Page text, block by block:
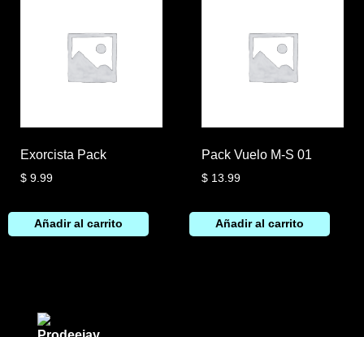
Exorcista Pack
$ 9.99
Añadir al carrito
Pack Vuelo M-S 01
$13.99
Añadir al carrito